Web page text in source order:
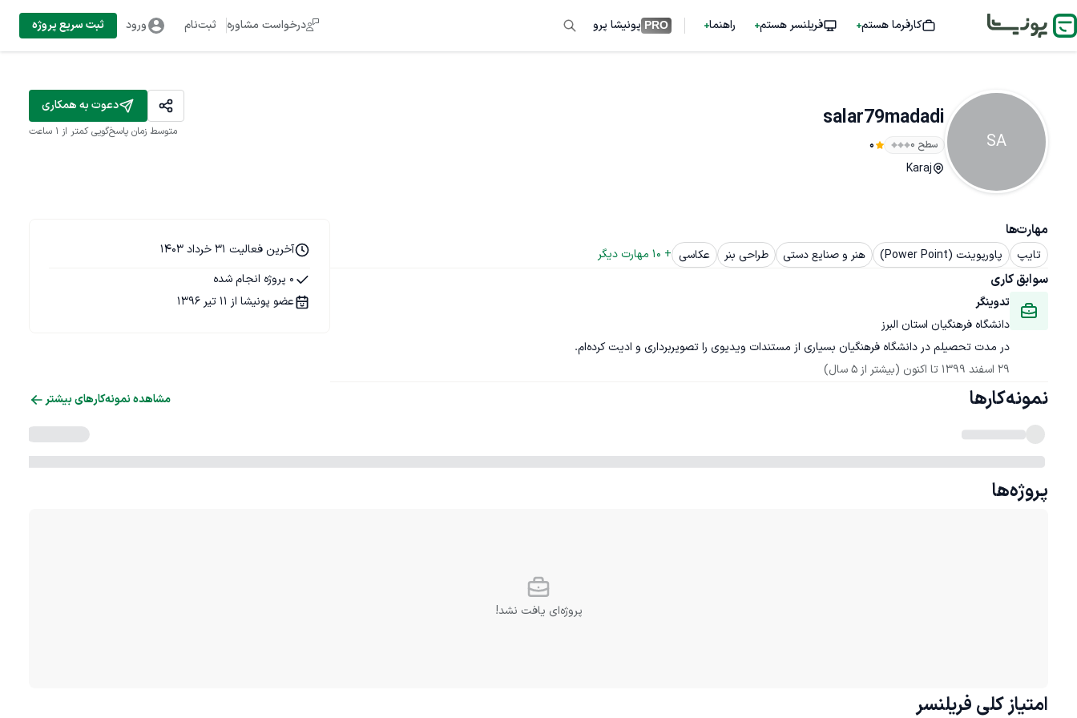
کارفرما هستم فریلنسر هستم راهنما PRO پونیشا پرو درخواست مشاوره ثبت‌نام ورود ثبت سریع پروژه
SA
salar79madadi
سطح ۰ 0
Karaj
دعوت به همکاری
متوسط زمان پاسخ‌گویی کمتر از 1 ساعت
مهارت‌ها
تایپ پاورپوینت (Power Point) هنر و صنایع دستی طراحی بنر عکاسی +
10 مهارت دیگر
سوابق کاری
تدوینگر
دانشگاه فرهنگیان استان البرز
در مدت تحصیلم در دانشگاه فرهنگیان بسیاری از مستندات ویدیوی را تصویربرداری و ادیت کرده‌ام.
29 اسفند 1399
تا اکنون (بیشتر از 5 سال)
آخرین فعالیت 31 خرداد 1403
0 پروژه انجام شده
عضو پونیشا از 11 تیر 1396
نمونه‌کارها مشاهده نمونه‌کارهای بیشتر
پروژه‌ها
پروژه‌ای یافت نشد!
امتیاز کلی فریلنسر